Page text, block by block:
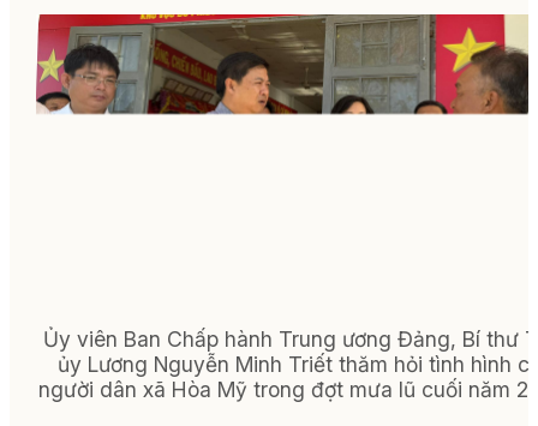
Ủy viên Ban Chấp hành Trung ương Đảng, Bí thư
ủy Lương Nguyễn Minh Triết thăm hỏi tình hình
người dân xã Hòa Mỹ trong đợt mưa lũ cuối năm